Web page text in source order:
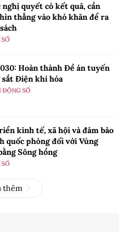
nghị quyết có kết quả, cần
thẳng vào khó khăn để ra
Hoàn thành Đề án tuyến
sắt Điện khí hóa
ĐỘNG SỐ
kinh tế, xã hội và đảm bảo
quốc phòng đối với Vùng
Sông hồng
thêm